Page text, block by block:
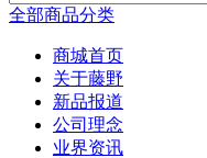
全部商品分类
商城首页
关于藤野
新品报道
公司理念
业界资讯